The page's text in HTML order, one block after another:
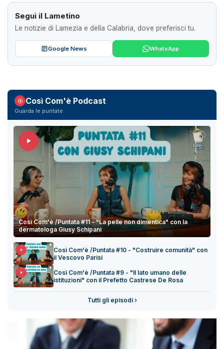
Segui il Lametino
Le notizie di Lamezia e della Calabria, dove preferisci tu.
Google News WhatsApp
Così Com'è Podcast
Guarda le puntate
Così Com'è /Puntata #11 - "La pelle non dimentica" con la
dermatologa Giusy Schipani
Così Com'è /Puntata #10 - "Costruire comunità" con
il Vescovo Parisi
Così Com'è /Puntata #9 - "Il lato umano delle
istituzioni" con il Prefetto Castrese De Rosa
Tutti gli episodi ›